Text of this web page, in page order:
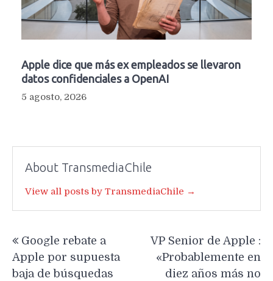
Apple dice que más ex empleados se llevaron
datos confidenciales a OpenAI
5 agosto, 2026
About TransmediaChile
View all posts by TransmediaChile →
de
entradas
Google rebate a
Apple por supuesta
baja de búsquedas
VP Senior de Apple :
«Probablemente en
diez años más no